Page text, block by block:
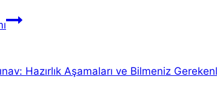
Rusya
Enkaza